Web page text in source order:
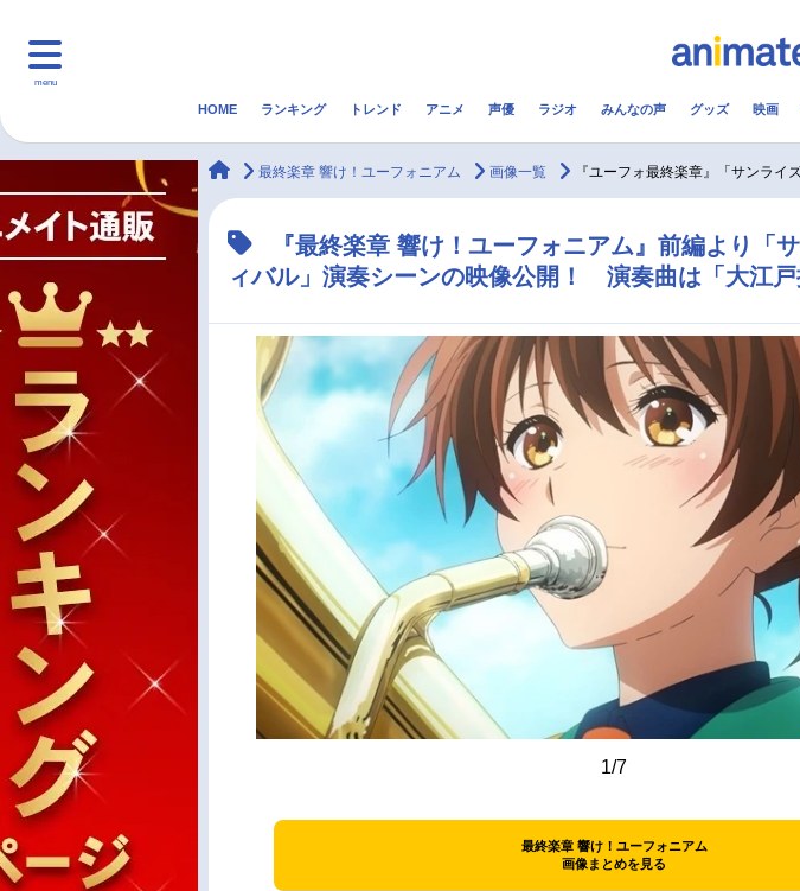
menu
マンガ・ラノベ ゲーム・アプリ 音楽 コスプレ
アニメ記事一覧
声優記事一覧
実写化映画一覧
男性声優/女性声優一覧
HOME ランキング トレンド アニメ 声優 ラジオ みんなの声 グッズ 映画
animateTimes
最終楽章 響け！ユーフォニアム 画像一覧 『ユーフォ最終楽章』「サンライ
『最終楽章 響け！ユーフォニアム』前編より「
ィバル」演奏シーンの映像公開！ 演奏曲は「大江戸
1/7
最終楽章 響け！ユーフォニアム
画像まとめを見る